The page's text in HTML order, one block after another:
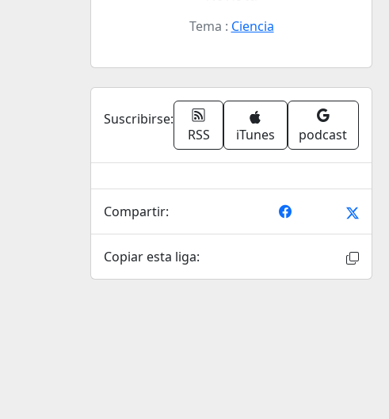
Tema : Ciencia
Suscribirse:
RSS
iTunes podcast
Compartir:
Copiar esta liga: